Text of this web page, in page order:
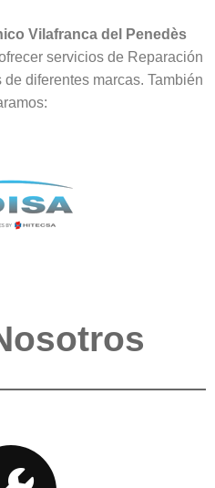
Vilafranca del Penedès
servicios de Reparación
diferentes marcas. También